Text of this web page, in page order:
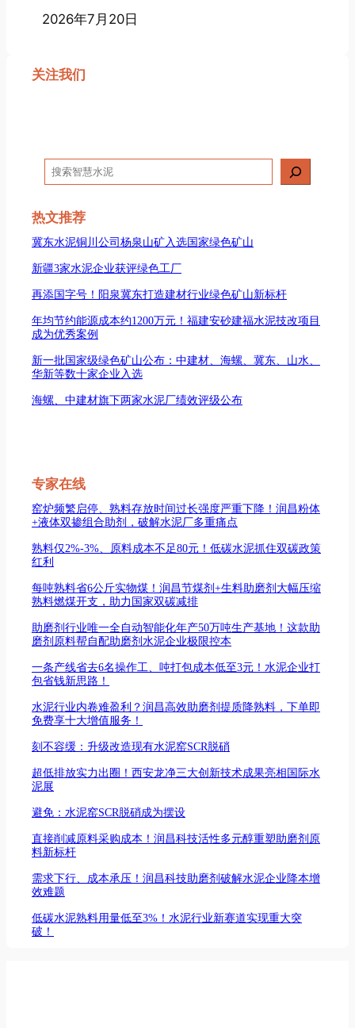
2026年7月20日
关注我们
搜
索
热文推荐
冀东水泥铜川公司杨泉山矿入选国家绿色矿山
新疆3家水泥企业获评绿色工厂
再添国字号！阳泉冀东打造建材行业绿色矿山新标杆
年均节约能源成本约1200万元！福建安砂建福水泥技改项目
成为优秀案例
新一批国家级绿色矿山公布：中建材、海螺、冀东、山水、
华新等数十家企业入选
海螺、中建材旗下两家水泥厂绩效评级公布
专家在线
窑炉频繁启停、熟料存放时间过长强度严重下降！润昌粉体
+液体双掺组合助剂，破解水泥厂多重痛点
熟料仅2%-3%、原料成本不足80元！低碳水泥抓住双碳政策
红利
每吨熟料省6公斤实物煤！润昌节煤剂+生料助磨剂大幅压缩
熟料燃煤开支，助力国家双碳减排
助磨剂行业唯一全自动智能化年产50万吨生产基地！这款助
磨剂原料帮自配助磨剂水泥企业极限控本
一条产线省去6名操作工、吨打包成本低至3元！水泥企业打
包省钱新思路！
水泥行业内卷难盈利？润昌高效助磨剂提质降熟料，下单即
免费享十大增值服务！
刻不容缓：升级改造现有水泥窑SCR脱硝
超低排放实力出圈！西安龙净三大创新技术成果亮相国际水
泥展
避免：水泥窑SCR脱硝成为摆设
直接削减原料采购成本！润昌科技活性多元醇重塑助磨剂原
料新标杆
需求下行、成本承压！润昌科技助磨剂破解水泥企业降本增
效难题
低碳水泥熟料用量低至3%！水泥行业新赛道实现重大突
破！